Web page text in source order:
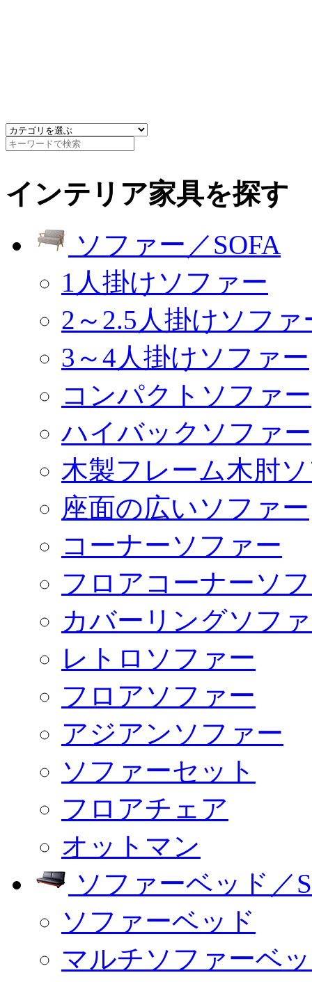
インテリア家具を探す
ソファー／SOFA
1人掛けソファー
2～2.5人掛けソファ
3～4人掛けソファー
コンパクトソファー
ハイバックソファー
木製フレーム木肘
座面の広いソファー
コーナーソファー
フロアコーナーソ
カバーリングソフ
レトロソファー
フロアソファー
アジアンソファー
ソファーセット
フロアチェア
オットマン
ソファーベッド／
ソファーベッド
マルチソファーベ